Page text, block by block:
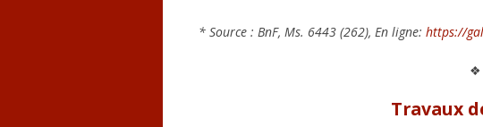
* Source : BnF, Ms. 6443 (262), En ligne: https://
Travaux